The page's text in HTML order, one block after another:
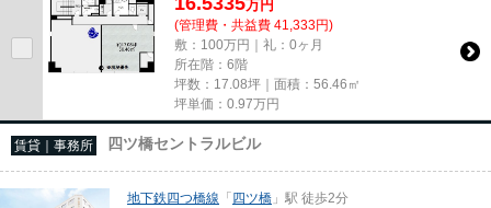
万円
(管理費・共益費 41,333円)
敷：100万円｜礼：0ヶ月
所在階：6階
坪数：17.08坪｜面積：56.46㎡
坪単価： 0.97万円
賃貸｜事務所 四ツ橋セントラルビル
地下鉄四つ橋線 「四ツ橋 」駅 徒歩2分